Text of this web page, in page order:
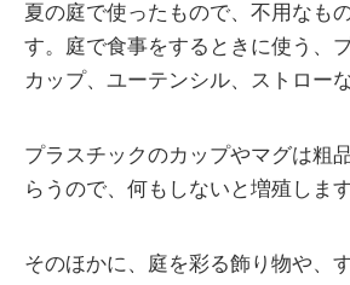
夏の庭で使ったもので、不用なも
す。庭で食事をするときに使う、
カップ、ユーテンシル、ストローな
プラスチックのカップやマグは粗
らうので、何もしないと増殖します
そのほかに、庭を彩る飾り物や、